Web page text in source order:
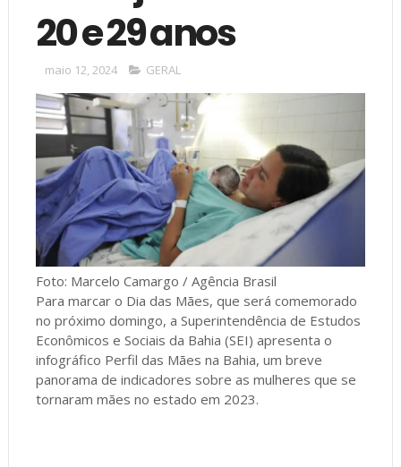
20 e 29 anos
maio 12, 2024 GERAL
Foto: Marcelo Camargo / Agência Brasil
Para marcar o Dia das Mães, que será comemorado
no próximo domingo, a Superintendência de Estudos
Econômicos e Sociais da Bahia (SEI) apresenta o
infográfico Perfil das Mães na Bahia, um breve
panorama de indicadores sobre as mulheres que se
tornaram mães no estado em 2023.